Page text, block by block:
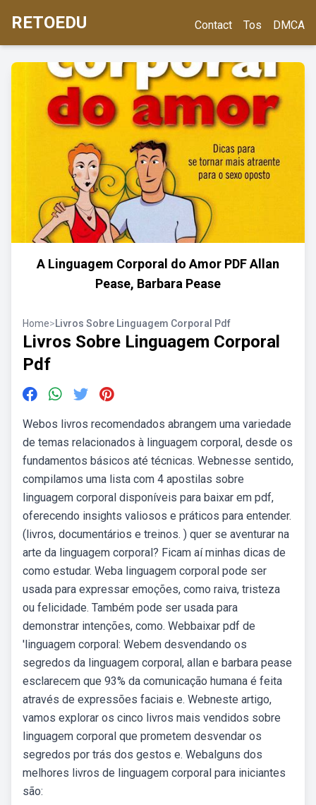
RETOEDU Contact Tos DMCA
A Linguagem Corporal do Amor PDF Allan
Pease, Barbara Pease
Home>Livros Sobre Linguagem Corporal Pdf
Livros Sobre Linguagem Corporal
Pdf
Webos livros recomendados abrangem uma variedade
de temas relacionados à linguagem corporal, desde os
fundamentos básicos até técnicas. Webnesse sentido,
compilamos uma lista com 4 apostilas sobre
linguagem corporal disponíveis para baixar em pdf,
oferecendo insights valiosos e práticos para entender.
(livros, documentários e treinos. ) quer se aventurar na
arte da linguagem corporal? Ficam aí minhas dicas de
como estudar. Weba linguagem corporal pode ser
usada para expressar emoções, como raiva, tristeza
ou felicidade. Também pode ser usada para
demonstrar intenções, como. Webbaixar pdf de
'linguagem corporal: Webem desvendando os
segredos da linguagem corporal, allan e barbara pease
esclarecem que 93% da comunicação humana é feita
através de expressões faciais e. Webneste artigo,
vamos explorar os cinco livros mais vendidos sobre
linguagem corporal que prometem desvendar os
segredos por trás dos gestos e. Webalguns dos
melhores livros de linguagem corporal para iniciantes
são: